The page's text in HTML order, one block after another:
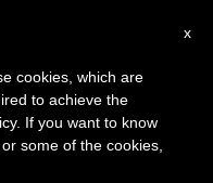
x
cookies, which are
to achieve the
If you want to know
some of the cookies,